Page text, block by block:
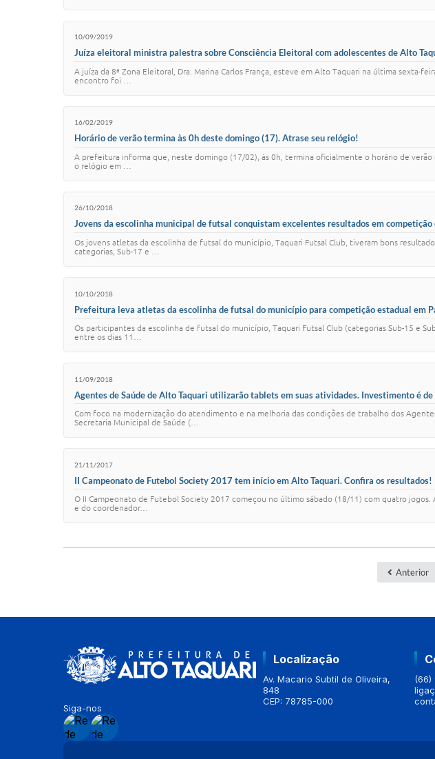
10/09/2019
Juíza eleitoral ministra palestra sobre Consciência Eleitoral com adolescentes de Alto
A juíza da 8ª Zona Eleitoral, Dra. Marina Carlos França, esteve em Alto Taquari na última
encontro foi …
16/02/2019
Horário de verão termina às 0h deste domingo (17). Atrase seu relógio!
A prefeitura informa que, neste domingo (17/02), às 0h, termina oficialmente o horário de verão
o relógio em …
26/10/2018
Jovens da escolinha municipal de futsal conquistam excelentes resultados em competição
Os jovens atletas da escolinha de futsal do município, Taquari Futsal Club, tiveram bons
categorias, Sub-17 e …
10/10/2018
Prefeitura leva atletas da escolinha de futsal do município para competição estadual em
Os participantes da escolinha de futsal do município, Taquari Futsal Club (categorias Sub-15 e
entre os dias 11…
11/09/2018
Agentes de Saúde de Alto Taquari utilizarão tablets em suas atividades. Investimento é
Com foco na modernização do atendimento e na melhoria das condições de trabalho dos
Secretaria Municipal de Saúde (…
21/11/2017
II Campeonato de Futebol Society 2017 tem início em Alto Taquari. Confira os resultados!
O II Campeonato de Futebol Society 2017 começou no último sábado (18/11) com quatro
e do coordenador…
Anterior
Siga-nos
Localização
Av. Macario Subtil de Oliveira,
848
CEP: 78785-000
(66)